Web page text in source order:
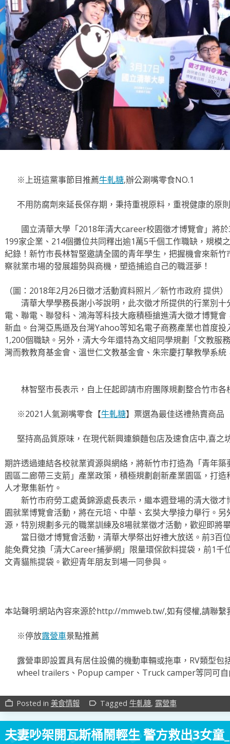
※上班這黨事節目推薦牛軋糖,辦公涮嘴零食NO.1
不用防腐劑來延長保存期，秉持重視原料，重視健康的原則
國立清華大學「2018年清大career校園徵才博覽會」將於
199家企業、214個攤位共同釋出逾1萬5千個工作職缺，規模
紀錄！新竹市長林智堅邀請全國的青年學生，把握機會來新
察就業市場的發展趨勢與商機，塑造捕追自己的職涯夢！
（圖：2018年2月26日徵才活動資料照片／新竹市政府 提供
清華大學學務長謝小芩說明，此次徵才所提供的行業別十
電、聯電、聯發科、鴻海等科技大廠積極搶進清大徵才博覽
新血。台灣亞馬遜及台灣Yahoo等知名電子商務產業也首度
1,200個職缺。另外，清大今年還特為文組同學規劃「文教服
灣而教教育基金會、溫世仁文教基金會、朱宗慶打擊教學系
林智堅市長表示，自上任起即請市府團隊規劃整合竹市各
※2021人氣涮嘴零食【牛軋糖】票選為最佳送禮熱賣商品
堅持高品質原味，在現代新興連鎖麵包店及速食店中,喜之
期許透過連結各校就業資源與網絡，將新竹市打造為「青年
園區二廊帶三支箭」產業政策，積極規劃創新產業園區，打
人才聚集新竹。
新竹市府勞工處黃錦源處長表示，繼本週登場的清大徵才
園就業博覽會活動，將在元培、中華、玄奘大學接力舉行。
源，特別規劃多元的職業訓練及8場就業徵才活動，歡迎即將
當日徵才博覽會活動，清華大學祭出好禮大放送。前3百
能免費兌換「清大Career捕夢網」限量環保飲料提袋，前1千
文青貓熊提袋。歡迎青年朋友到場一同參與。
本站聲明:網站內容來源於http://mmweb.tw/,如有侵權,請聯繫
※停放露營車景點推薦
露營車即設置具有居住設備的機動車輛或拖車，RV類型
wheel trailers、Popup camper、Truck camper等同可自
work_outline Posted in 美食情報 label_outline Tagged 牛軋糖, 露營車
夫妻吵架開瓦斯桶鬧輕生 警方救出3女童